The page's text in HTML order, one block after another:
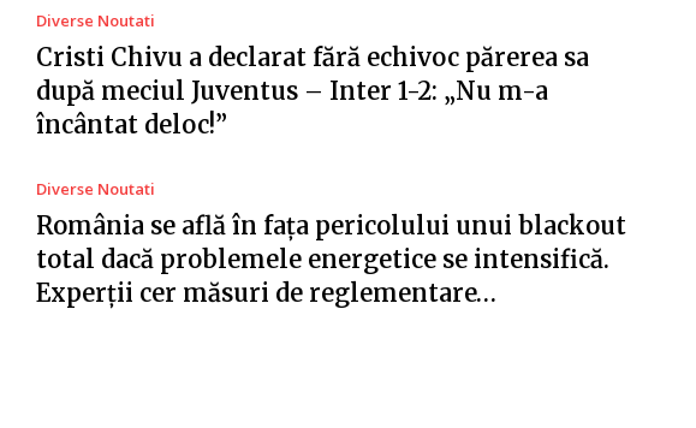
Diverse Noutati
Cristi Chivu a declarat fără echivoc părerea sa
după meciul Juventus – Inter 1-2: „Nu m-a
încântat deloc!”
Diverse Noutati
România se află în fața pericolului unui blackout
total dacă problemele energetice se intensifică.
Experții cer măsuri de reglementare…